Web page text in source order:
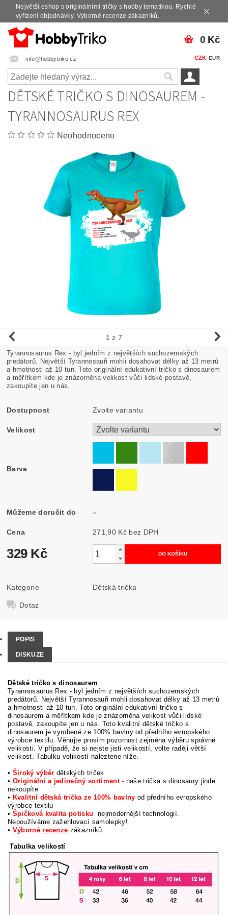
Největší eshop s originálními tričky s hobby tematikou. Rychlé
vyřízení objednávky. Výborné recenze zákazníků.
info@hobbytriko.cz CZK EUR
0 Kč
DĚTSKÉ TRIČKO S DINOSAUREM -
TYRANNOSAURUS REX
Neohodnoceno
1 z 7
Tyrannosaurus Rex - byl jedním z největších suchozemských
predátorů. Největší Tyrannosauři mohli dosahovat délky až 13 metrů
a hmotnosti až 10 tun. Toto originální edukativní tričko s dinosaurem
a měřítkem kde je znázorněna velikost vůči lidské postavě,
zakoupíte jen u nás.
Dostupnost Zvolte variantu
Velikost
Barva
Můžeme doručit do –
Cena 271,90 Kč bez DPH
329 Kč
Kategorie Dětská trička
Dotaz
POPIS
DISKUZE
Dětské tričko s dinosaurem
Tyrannosaurus Rex - byl jedním z největších suchozemských
predátorů. Největší Tyrannosauři mohli dosahovat délky až 13 metrů
a hmotnosti až 10 tun. Toto originální edukativní tričko s
dinosaurem a měřítkem kde je znázorněna velikost vůči lidské
postavě, zakoupíte jen u nás. Toto kvalitní dětské tričko s
dinosaurem je vyrobené ze 100% bavlny od předního evropského
výrobce textilu. Věnujte prosím pozornost zejména výběru správné
velikosti. V případě, že si nejste jisti velikostí, volte raději větší
velikost. Tabulku velikostí naleztene níže.
• Široký výběr dětských triček
• Originální a jedinečný sortiment - naše trička s dinosaury jinde
nekoupíte
• Kvalitní dětská trička ze 100% bavlny od předního evropského
výrobce textilu
• Špičková kvalita potisku
nejmodernější technologií.
Nepoužíváme zažehlovací samolepky!
• Výbornérecenze zákazníků
Tabulka velikostí